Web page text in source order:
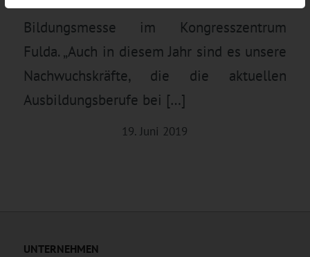
Bildungsmesse im Kongresszentrum
Fulda. „Auch in diesem Jahr sind es unsere
Nachwuchskräfte, die die aktuellen
Ausbildungsberufe bei […]
19. Juni 2019
UNTERNEHMEN